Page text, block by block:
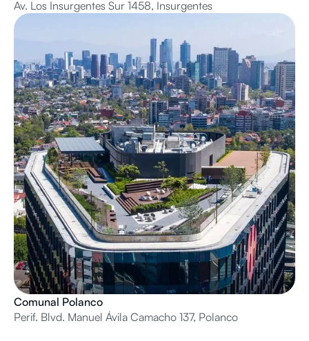
Av. Los Insurgentes Sur 1458, Insurgentes
Comunal Polanco
Perif. Blvd. Manuel Ávila Camacho 137, Polanco